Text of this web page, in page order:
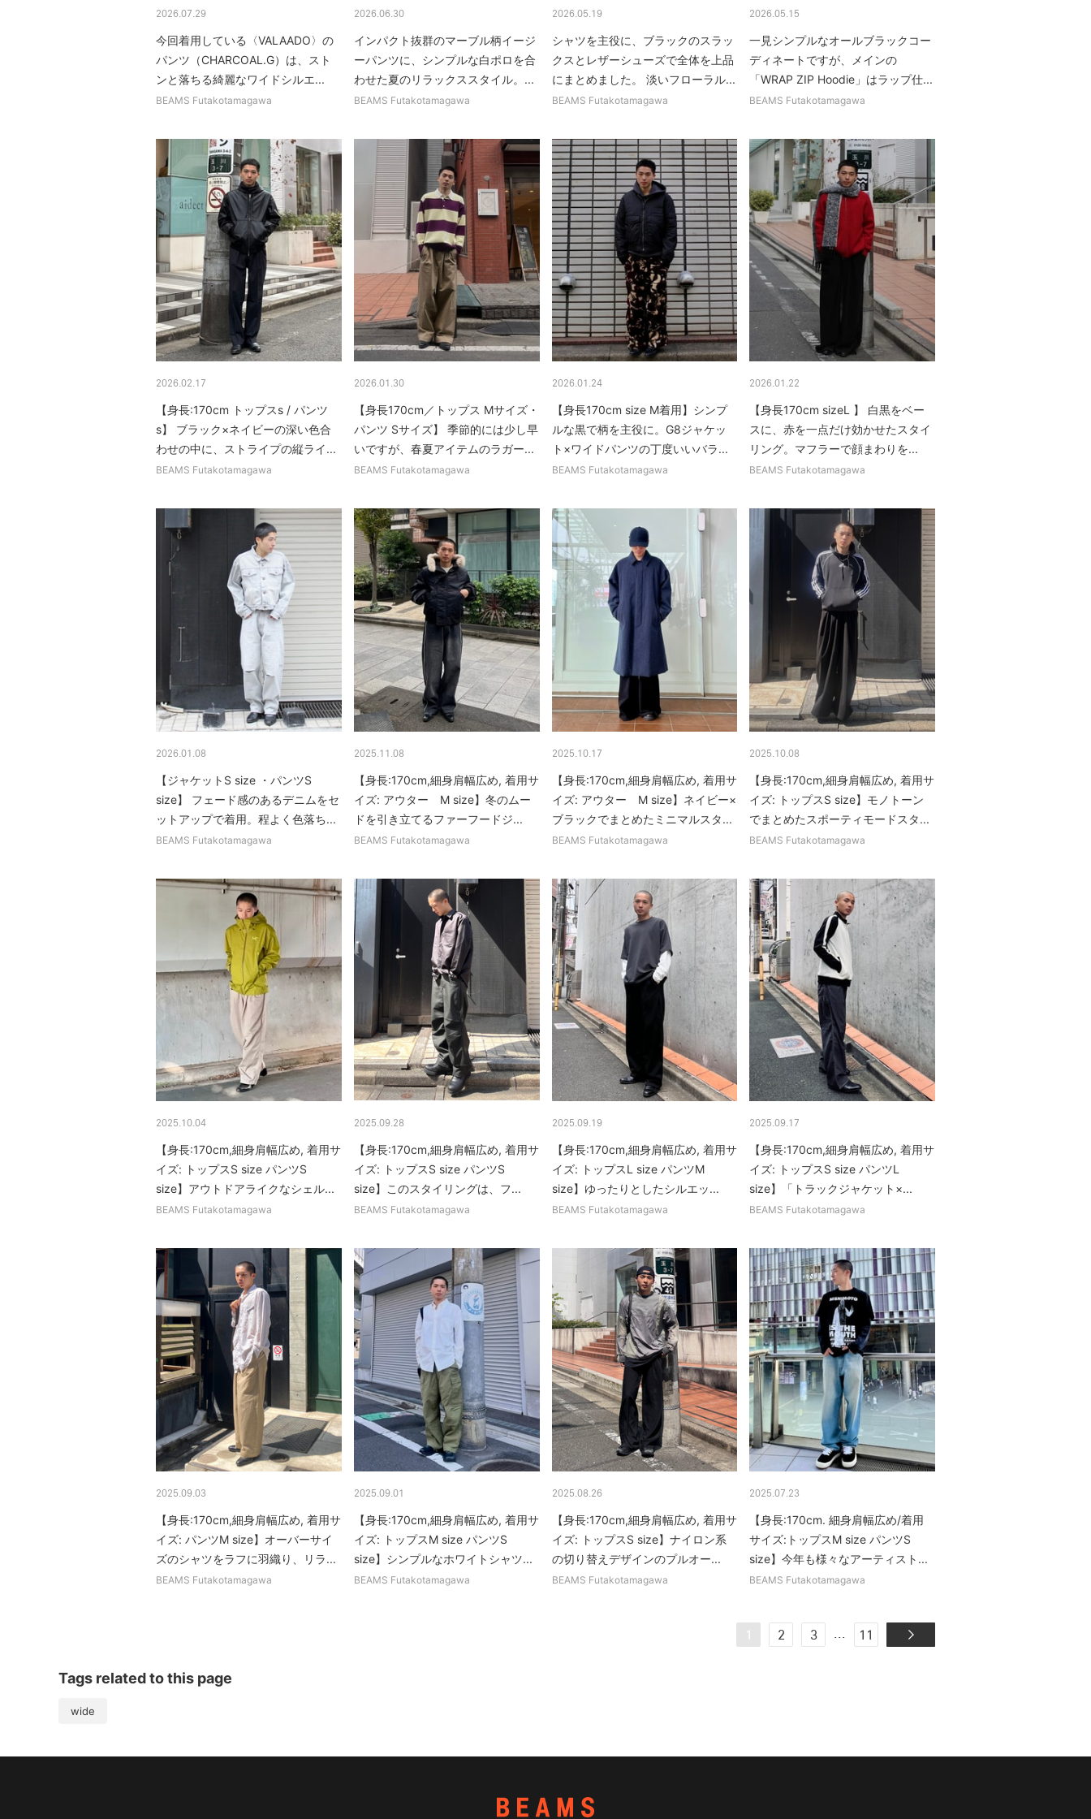
2026.07.29
今回着用している〈VALAADO〉の
パンツ（CHARCOAL.G）は、スト
ンと落ちる綺麗なワイドシルエ...
BEAMS Futakotamagawa
2026.06.30
インパクト抜群のマーブル柄イージ
ーパンツに、シンプルな白ポロを合
わせた夏のリラックススタイル。...
BEAMS Futakotamagawa
2026.05.19
シャツを主役に、ブラックのスラッ
クスとレザーシューズで全体を上品
にまとめました。 淡いフローラル...
BEAMS Futakotamagawa
2026.05.15
一見シンプルなオールブラックコー
ディネートですが、メインの
「WRAP ZIP Hoodie」はラップ仕...
BEAMS Futakotamagawa
2026.02.17
【身長:170cm トップスs / パンツ
s】 ブラック×ネイビーの深い色合
わせの中に、ストライプの縦ライ...
BEAMS Futakotamagawa
2026.01.30
【身長170cm／トップス Mサイズ・
パンツ Sサイズ】 季節的には少し早
いですが、春夏アイテムのラガー...
BEAMS Futakotamagawa
2026.01.24
【身長170cm size M着用】シンプ
ルな黒で柄を主役に。G8ジャケッ
ト×ワイドパンツの丁度いいバラ...
BEAMS Futakotamagawa
2026.01.22
【身長170cm sizeL 】 白黒をベー
スに、赤を一点だけ効かせたスタイ
リング。マフラーで顔まわりを...
BEAMS Futakotamagawa
2026.01.08
【ジャケットS size ・パンツS
size】 フェード感のあるデニムをセ
ットアップで着用。程よく色落ち...
BEAMS Futakotamagawa
2025.11.08
【身長:170cm,細身肩幅広め, 着用サ
イズ: アウター M size】冬のムー
ドを引き立てるファーフードジ...
BEAMS Futakotamagawa
2025.10.17
【身長:170cm,細身肩幅広め, 着用サ
イズ: アウター M size】ネイビー×
ブラックでまとめたミニマルスタ...
BEAMS Futakotamagawa
2025.10.08
【身長:170cm,細身肩幅広め, 着用サ
イズ: トップスS size】モノトーン
でまとめたスポーティモードスタ...
BEAMS Futakotamagawa
2025.10.04
【身長:170cm,細身肩幅広め, 着用サ
イズ: トップスS size パンツS
size】アウトドアライクなシェル...
BEAMS Futakotamagawa
2025.09.28
【身長:170cm,細身肩幅広め, 着用サ
イズ: トップスS size パンツS
size】このスタイリングは、フ...
BEAMS Futakotamagawa
2025.09.19
【身長:170cm,細身肩幅広め, 着用サ
イズ: トップスL size パンツM
size】ゆったりとしたシルエッ...
BEAMS Futakotamagawa
2025.09.17
【身長:170cm,細身肩幅広め, 着用サ
イズ: トップスS size パンツL
size】「トラックジャケット×...
BEAMS Futakotamagawa
2025.09.03
【身長:170cm,細身肩幅広め, 着用サ
イズ: パンツM size】オーバーサイ
ズのシャツをラフに羽織り、リラ...
BEAMS Futakotamagawa
2025.09.01
【身長:170cm,細身肩幅広め, 着用サ
イズ: トップスM size パンツS
size】シンプルなホワイトシャツ...
BEAMS Futakotamagawa
2025.08.26
【身長:170cm,細身肩幅広め, 着用サ
イズ: トップスS size】ナイロン系
の切り替えデザインのプルオー...
BEAMS Futakotamagawa
2025.07.23
【身長:170cm. 細身肩幅広め/着用
サイズ:トップスM size パンツS
size】今年も様々なアーティスト...
BEAMS Futakotamagawa
1 2 3 ... 11
Tags related to this page
wide